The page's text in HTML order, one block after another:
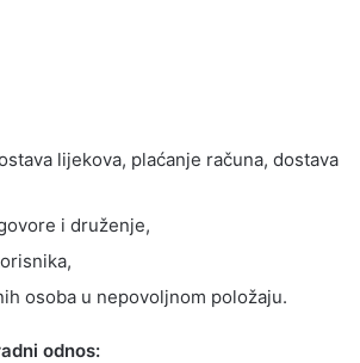
lijekova, plaćanje računa, dostava
i druženje,
osoba u nepovoljnom položaju.
odnos: